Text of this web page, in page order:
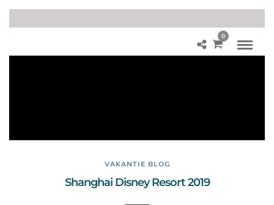
0
VAKANTIE BLOG
Shanghai Disney Resort 2019